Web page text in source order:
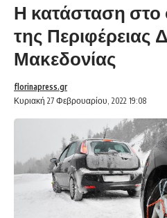
Η κατάσταση στο
της Περιφέρειας
Μακεδονίας
Κυριακή 27 Φεβρουαρίου, 2022 19:08
florinapress.gr